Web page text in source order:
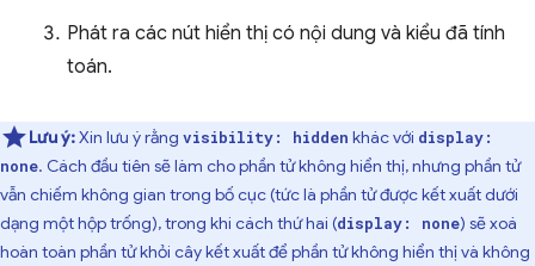
Phát ra các nút hiển thị có nội dung và kiểu đã tính
toán.
Lưu ý:Xin lưu ý rằng visibility: hidden khác với display:
none. Cách đầu tiên sẽ làm cho phần tử không hiển thị, nhưng phần tử
vẫn chiếm không gian trong bố cục (tức là phần tử được kết xuất dưới
dạng một hộp trống), trong khi cách thứ hai (display: none) sẽ xoá
hoàn toàn phần tử khỏi cây kết xuất để phần tử không hiển thị và không